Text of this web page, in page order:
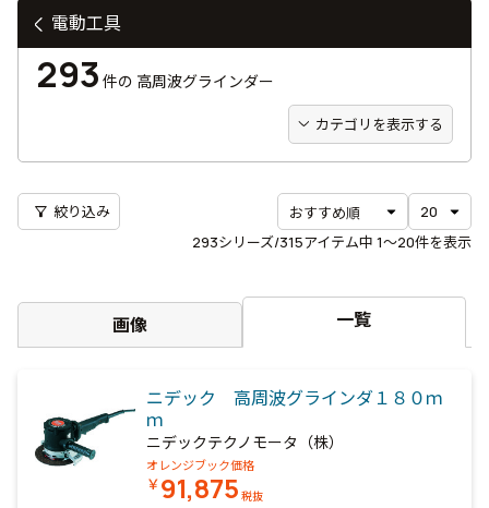
293シリーズ/315アイテム中 1〜20件を表示
filter_alt 絞り込み
画像 一覧
ニデック 高周波グラインダ１８０ｍ
ｍ
ニデックテクノモータ（株）
オレンジブック価格
￥91,875 税抜
電動工具
293 件の 高周波グラインダー
カテゴリを表示する